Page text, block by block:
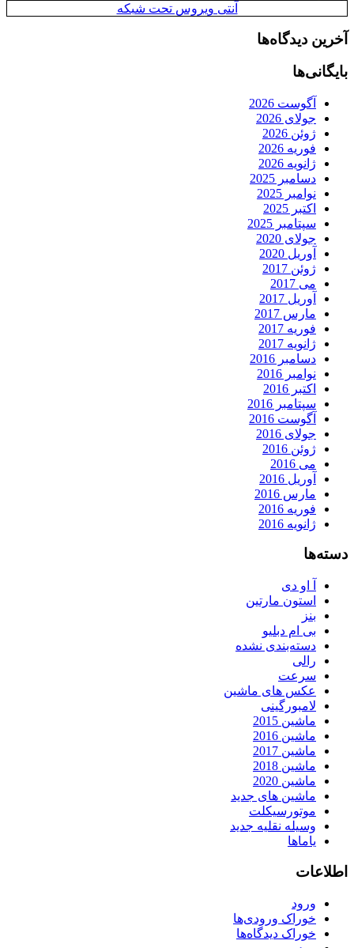
آنتی ویروس تحت شبکه
آخرین دیدگاه‌ها
بایگانی‌ها
آگوست 2026
جولای 2026
ژوئن 2026
فوریه 2026
ژانویه 2026
دسامبر 2025
نوامبر 2025
اکتبر 2025
سپتامبر 2025
جولای 2020
آوریل 2020
ژوئن 2017
می 2017
آوریل 2017
مارس 2017
فوریه 2017
ژانویه 2017
دسامبر 2016
نوامبر 2016
اکتبر 2016
سپتامبر 2016
آگوست 2016
جولای 2016
ژوئن 2016
می 2016
آوریل 2016
مارس 2016
فوریه 2016
ژانویه 2016
دسته‌ها
آ او دی
استون مارتین
بنز
بی ام دبلیو
دسته‌بندی نشده
رالی
سرعت
عکس های ماشین
لامبورگینی
ماشین 2015
ماشین 2016
ماشین 2017
ماشین 2018
ماشین 2020
ماشین های جدید
موتورسیکلت
وسیله نقلیه جدید
یاماها
اطلاعات
ورود
خوراک ورودی‌ها
خوراک دیدگاه‌ها